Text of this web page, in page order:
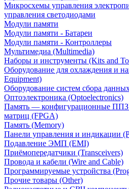
Микросхемы управления
управления светодиодами
Модули памяти
Модули памяти - Батареи
Модули памяти - Контроллеры
Мультимедиа (Multimedia)
Наборы и инструменты (Kits and
Оборудование для охлаждения и
Equipment)
Оборудование систем сбора
Оптоэлектроника (Optoelectronics)
Память — конфигурационные
матриц (FPGA)
Память (Memory)
Панели управления и индикации
Подавление ЭМП (EMI)
Приёмопередатчики (Transceivers)
Провода и кабели (Wire and Cable)
Программируемые устройства
Прочие товары (Other)